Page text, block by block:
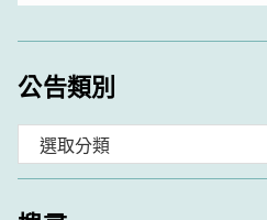
公告類別
類